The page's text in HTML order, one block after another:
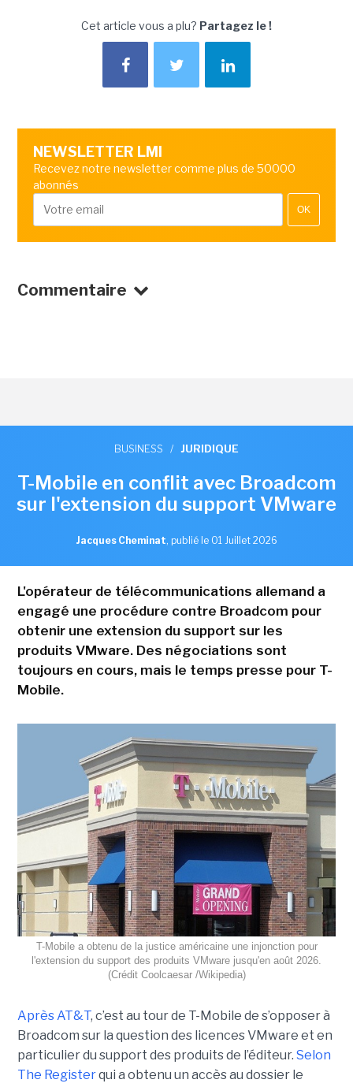
Cet article vous a plu? Partagez le !
NEWSLETTER LMI
Recevez notre newsletter comme plus de 50000
abonnés
OK
Commentaire
BUSINESS / JURIDIQUE
T-Mobile en conflit avec Broadcom
sur l'extension du support VMware
Jacques Cheminat, publié le 01 Juillet 2026
L'opérateur de télécommunications allemand a
engagé une procédure contre Broadcom pour
obtenir une extension du support sur les
produits VMware. Des négociations sont
toujours en cours, mais le temps presse pour T-
Mobile.
T-Mobile a obtenu de la justice américaine une injonction pour
l'extension du support des produits VMware jusqu'en août 2026.
(Crédit Coolcaesar /Wikipedia)
Après AT&T, c’est au tour de T-Mobile de s’opposer à
Broadcom sur la question des licences VMware et en
particulier du support des produits de l’éditeur. Selon
The Registerqui a obtenu un accès au dossier le